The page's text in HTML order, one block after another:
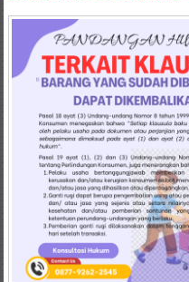
Purworejo,
Kebumen/Magelang/
Batu/
Blitar/Surabaya/Palembang/
Bekasi/Jakarta
selatan/
Jakarta
Utara/
Jakarta
Karawang/
Lampung
Barat/